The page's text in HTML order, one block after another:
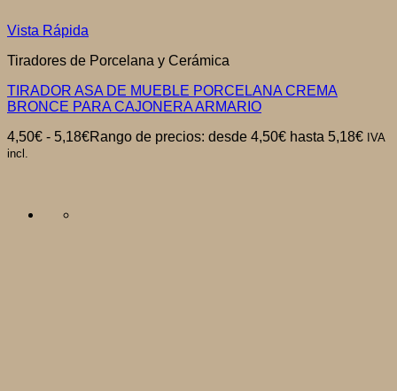
Vista Rápida
Tiradores de Porcelana y Cerámica
TIRADOR ASA DE MUEBLE PORCELANA CREMA
BRONCE PARA CAJONERA ARMARIO
4,50€ - 5,18€Rango de precios: desde 4,50€ hasta 5,18€ IVA
incl.